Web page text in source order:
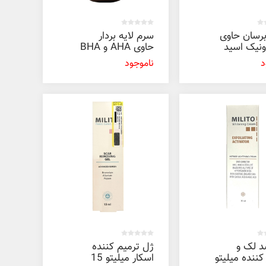
حاوی
اسید
سرم لایه بردار
حاوی AHA و BHA
میلیتو 30 میل
ناموجود
لک و
میلیتو
ژل ترمیم کننده
اسکار میلیتو 15